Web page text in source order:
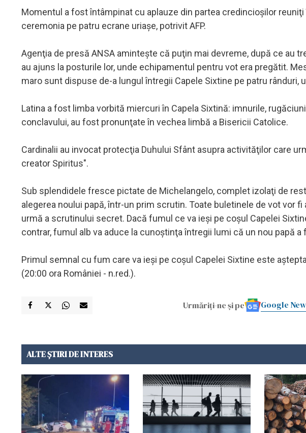
Momentul a fost întâmpinat cu aplauze din partea credincioşilor
ceremonia pe patru ecrane uriaşe, potrivit AFP.
Agenţia de presă ANSA aminteşte că puţin mai devreme, după ce au
au ajuns la posturile lor, unde echipamentul pentru vot era pregătit.
maro sunt dispuse de-a lungul întregii Capele Sixtine pe patru rânduri,
Latina a fost limba vorbită miercuri în Capela Sixtină: imnurile,
conclavului, au fost pronunţate în vechea limbă a Bisericii Catolice.
Cardinalii au invocat protecţia Duhului Sfânt asupra activităţilor care
creator Spiritus".
Sub splendidele fresce pictate de Michelangelo, complet izolaţi de
alegerea noului papă, într-un prim scrutin. Toate buletinele de vot vor
urmă a scrutinului secret. Dacă fumul ce va ieşi pe coşul Capelei
contrar, fumul alb va aduce la cunoştinţa întregii lumi că un nou papă a
Primul semnal cu fum care va ieşi pe coşul Capelei Sixtine este
(20:00 ora României - n.red.).
Urmăriți-ne și pe Google
ALTE ȘTIRI DE INTERES